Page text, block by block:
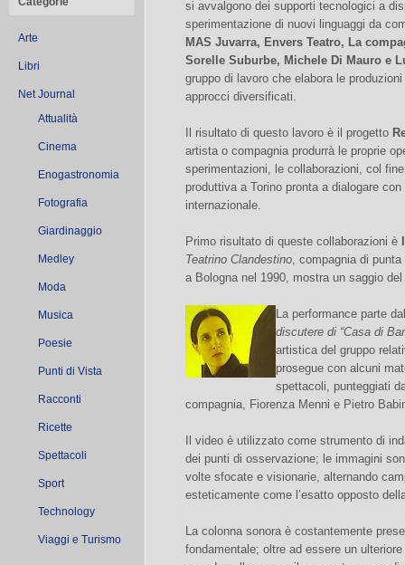
Arte
Libri
Net Journal
Attualità
Cinema
Enogastronomia
Fotografia
Giardinaggio
Medley
Moda
Musica
Poesie
Punti di Vista
Racconti
Ricette
Spettacoli
Sport
Technology
Viaggi e Turismo
si avvalgono dei supporti tecnologici a
sperimentazione di nuovi linguaggi da
MAS Juvarra, Envers Teatro, La
Sorelle Suburbe, Michele Di Mauro e
gruppo di lavoro che elabora le
approcci diversificati.
Il risultato di questo lavoro è il progetto
artista o compagnia produrrà le proprie
sperimentazioni, le collaborazioni, col
produttiva a Torino pronta a dialogare
internazionale.
Primo risultato di queste collaborazioni è
Teatrino Clandestino, compagnia di
a Bologna nel 1990, mostra un saggio
La performance parte
discutere di “Casa di
artistica del gruppo
prosegue con alcuni
spettacoli, punteggiati
compagnia, Fiorenza Menni e Pietro
Il video è utilizzato come strumento di
dei punti di osservazione; le immagini
volte sfocate e visionarie, alternando
esteticamente come l’esatto opposto
La colonna sonora è costantemente
fondamentale; oltre ad essere un